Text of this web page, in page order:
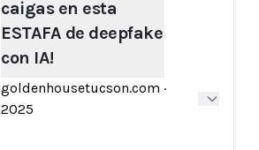
caigas en esta
ESTAFA de deepfake
con IA!
goldenhousetucson.com ·
2025